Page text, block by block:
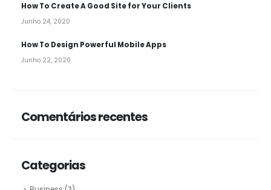
How To Create A Good Site for Your Clients
Junho 24, 2020
How To Design Powerful Mobile Apps
Junho 22, 2020
Comentários recentes
Categorias